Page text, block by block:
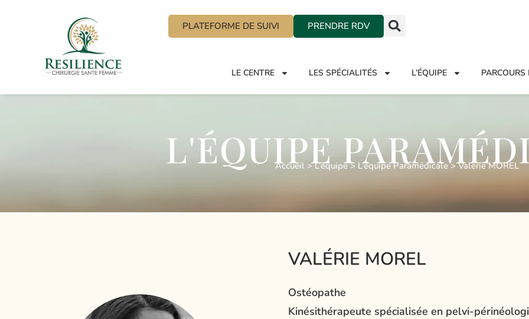
PLATEFORME DE SUIVI PRENDRE RDV
LE CENTRE LES SPÉCIALITÉS L’ÉQUIPE
L'ÉQUIPE
Accueil>L’équipe> L’équipe Paramédicale>Valerie MOREL
VALÉRIE MOREL
Ostéopathe
Kinésithérapeute spécialisée en pelvi-